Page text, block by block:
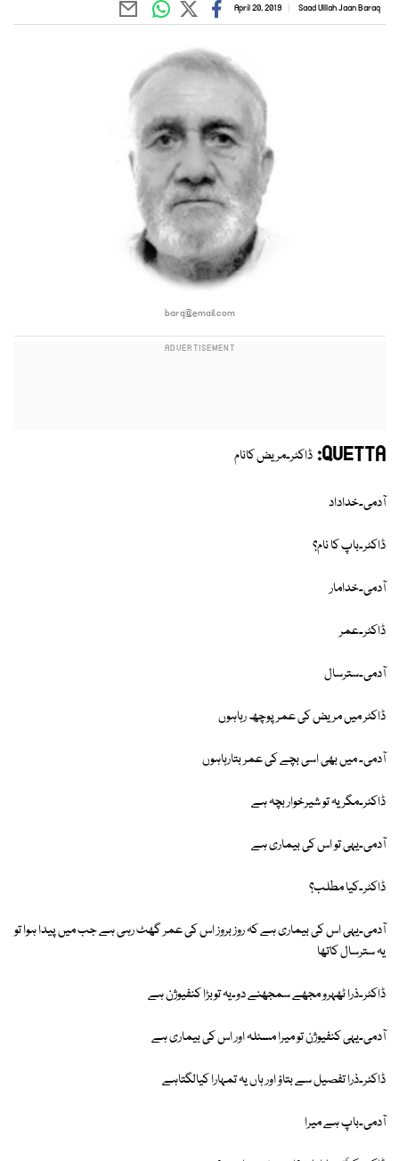
Saad Ulllah Jaan Baraq
April 20, 2019
barq@email.com
QUETTA: ڈاکٹر۔مریض کانام
آدمی۔خداداد
ڈاکٹر۔باپ کا نام؟
آدمی۔خدامار
ڈاکٹر۔عمر
آدمی۔سترسال
ڈاکٹر میں مریض کی عمر پوچھ رہاہوں
آدمی۔ میں بھی اسی بچے کی عمر بتارہاہوں
ڈاکٹر۔مگر یہ تو شیرخوار بچہ ہے
آدمی۔یہی تو اس کی بیماری ہے
ڈاکٹر۔کیا مطلب؟
آدمی۔یہی اس کی بیماری ہے کہ روز بروز اس کی عمر گھٹ رہی ہے جب میں پیدا ہوا تو
یہ سترسال کاتھا
ڈاکٹر۔ذرا ٹھہرو مجھے سمجھنے دو۔یہ توبڑا کنفیوژن ہے
آدمی۔یہی کنفیوژن تو میرا مسئلہ اور اس کی بیماری ہے
ڈاکٹر۔ذرا تفصیل سے بتاؤ اور ہاں یہ تمہارا کیالگتاہے
آدمی۔باپ ہے میرا